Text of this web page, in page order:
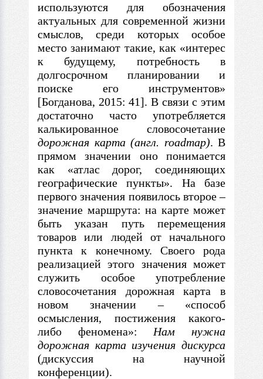
используются для обозначения
актуальных для современной жизни
смыслов, среди которых особое
место занимают такие, как «интерес
к будущему, потребность в
долгосрочном планировании и
поиске его инструментов»
[Богданова, 2015: 41]. В связи с этим
достаточно часто употребляется
калькированное словосочетание
дорожная карта (англ. roadmap). В
прямом значении оно понимается
как «атлас дорог, соединяющих
географические пункты». На базе
первого значения появилось второе –
значение маршрута: на карте может
быть указан путь перемещения
товаров или людей от начального
пункта к конечному. Своего рода
реализацией этого значения может
служить особое употребление
словосочетания дорожная карта в
новом значении – «способ
осмысления, постижения какого-
либо феномена»: Нам нужна
дорожная картаизучения дискурса
(дискуссия на научной
конференции).